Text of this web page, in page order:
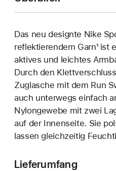
Das neu designte Nike
reflektierendem Garn¹
aktives und leichtes
Durch den
Zuglasche mit dem Run
auch unterwegs einfach
Nylongewebe mit zwei
auf der Innenseite. Sie
lassen gleichzeitig
Lieferumfang